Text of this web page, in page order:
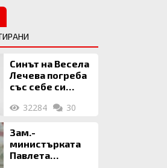
Синът на Весела
Лечева погреба
със себе си
млн. евро
32284 30
Зам.-
министърката
Павлета